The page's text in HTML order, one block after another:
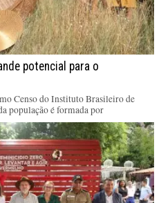
potencial para o
Censo do Instituto Brasileiro de
população é formada por